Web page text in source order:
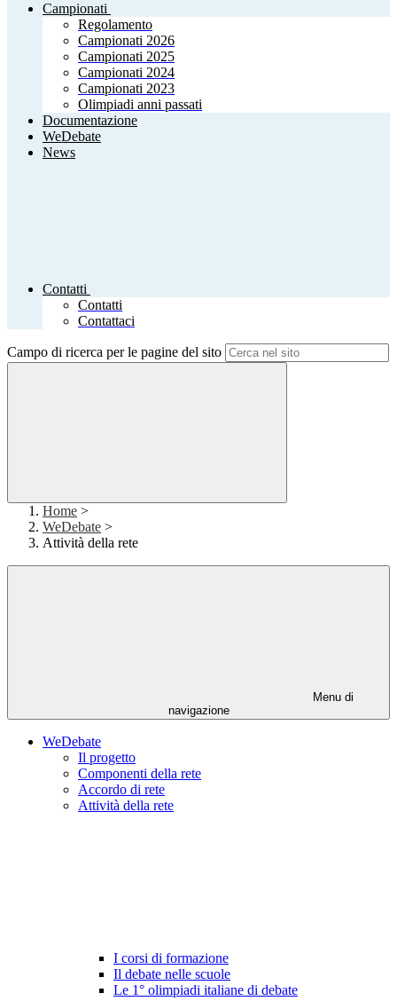
Campionati
Regolamento
Campionati 2026
Campionati 2025
Campionati 2024
Campionati 2023
Olimpiadi anni passati
Documentazione
WeDebate
News
Contatti
Contatti
Contattaci
Campo di ricerca per le pagine del sito
Home >
WeDebate >
Attività della rete
Menu di
navigazione
WeDebate
Il progetto
Componenti della rete
Accordo di rete
Attività della rete
I corsi di formazione
Il debate nelle scuole
Le 1° olimpiadi italiane di debate